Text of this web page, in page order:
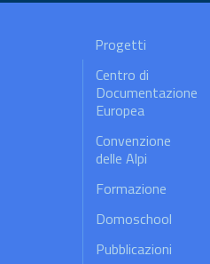
Progetti
Centro di
Documentazione
Europea
Convenzione
delle Alpi
Formazione
Domoschool
Pubblicazioni